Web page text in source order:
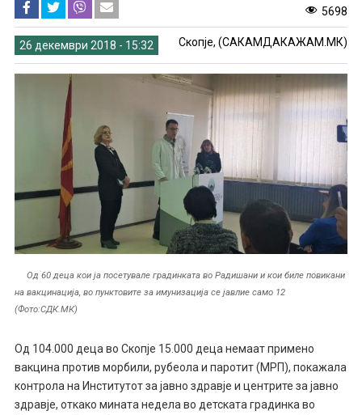
5698
26 декември 2018 - 15:32 Скопје, (САКАМДАКАЖАМ.МК)
Од 60 деца кои ја посетувале градинката во Радишани и кои биле повикани
на вакцинација, во пунктовите за имунизација се јавлие само 12
(Фото:СДК.МК)
Од 104.000 деца во Скопје 15.000 деца немаат примено
вакцина против морбили, рубеола и паротит (МРП), покажала
контрола на Институтот за јавно здравје и центрите за јавно
здравје, откако мината недела во детската градинка во